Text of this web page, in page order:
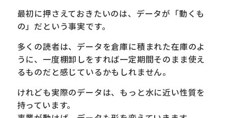
最初に押さえておきたいのは、データが「動くも
の」だという事実です。
多くの読者は、データを倉庫に積まれた在庫のよ
うに、一度棚卸しをすれば一定期間そのまま使え
るものだと感じているかもしれません。
けれども実際のデータは、もっと水に近い性質を
持っています。